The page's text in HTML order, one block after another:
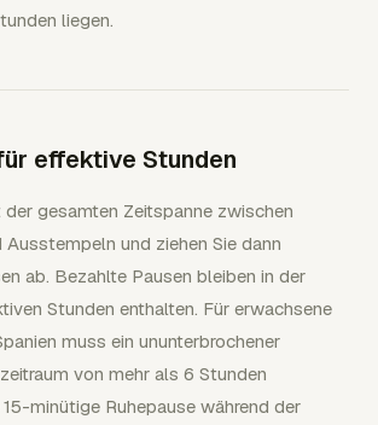
liegen.
effektive Stunden
der gesamten Zeitspanne zwischen
und ziehen Sie dann
ab. Bezahlte Pausen bleiben in der
Stunden enthalten. Für erwachsene
muss ein ununterbrochener
von mehr als 6 Stunden
minütige Ruhepause während der